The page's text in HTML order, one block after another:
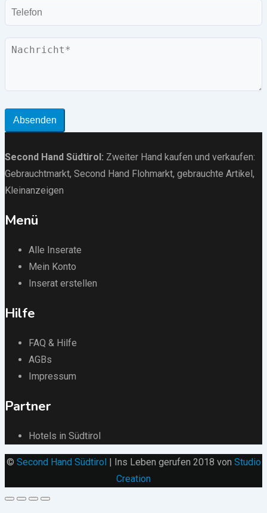
Telefon
Nachricht
Absenden
Second Hand Südtirol : Zweiter Hand kaufen und verkaufen:
Gebrauchtmarkt, Second Hand Flohmarkt, gebrauchte Artikel ,
Kleinanzeigen
Menü
Alle Inserate
Mein Konto
Inserat erstellen
Hilfe
FAQ & Hilfe
AGBs
Impressum
Partner
Hotels in Südtirol
© Second Hand Südtirol | Ins Leben gerufen 2018 von Studio
Creation